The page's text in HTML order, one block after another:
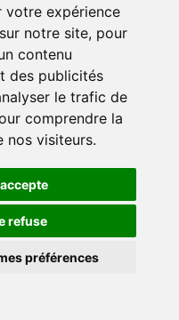
votre expérience
notre site, pour
contenu
des publicités
le trafic de
comprendre la
nos visiteurs.
refuse
préférences
SHOPPING
Une nuit au Marché
s’éveille… Chaque
habitudes. Rendez-vous
aux Usines, à la
votre voiture